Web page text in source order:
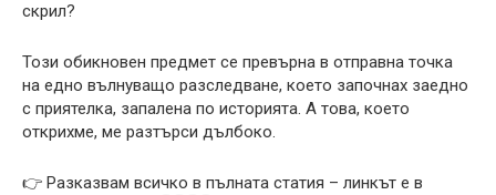
скрил?
Този обикновен предмет се превърна в отправна точка
на едно вълнуващо разследване, което започнах заедно
с приятелка, запалена по историята. А това, което
открихме, ме разтърси дълбоко.
👉 Разказвам всичко в пълната статия – линкът е в